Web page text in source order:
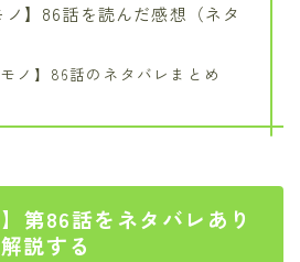
ノ】86話を読んだ感想（ネタ
モノ】86話のネタバレまとめ
第86話をネタバレあり
説する